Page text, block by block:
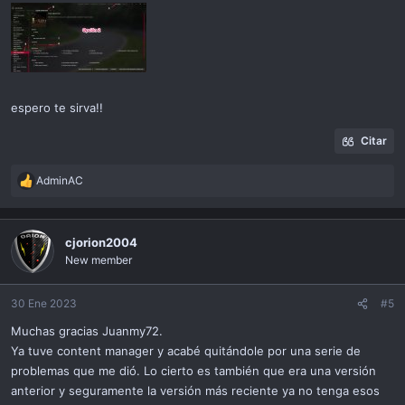
espero te sirva!!
Citar
R
a
c
t
i
o
n
:
AdminAC
cjorion2004
New member
30 Ene 2023 #5
Muchas gracias Juanmy72.
Ya tuve content manager y acabé quitándole por una serie de
problemas que me dió. Lo cierto es también que era una versión
anterior y seguramente la versión más reciente ya no tenga esos